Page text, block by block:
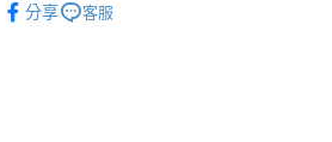
分享 客服